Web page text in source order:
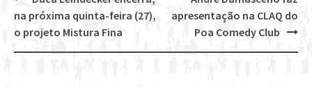
Post
navigation
apresentação na CLAQ do
Poa Comedy Club
na próxima quinta-feira (27),
o projeto Mistura Fina